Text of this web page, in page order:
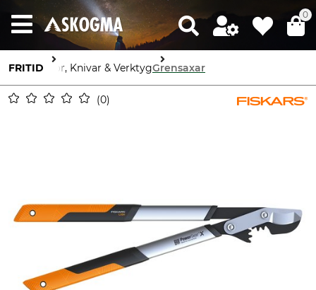
0
FRITID Yxor, Knivar & VerktygGrensaxar
0